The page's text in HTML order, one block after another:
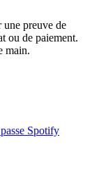
une preuve de
ou de paiement.
main.
Spotify